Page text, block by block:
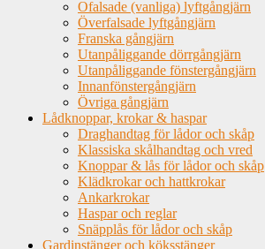
Ofalsade (vanliga) lyftgångjärn
Överfalsade lyftgångjärn
Franska gångjärn
Utanpåliggande dörrgångjärn
Utanpåliggande fönstergångjärn
Innanfönstergångjärn
Övriga gångjärn
Lådknoppar, krokar & haspar
Draghandtag för lådor och skåp
Klassiska skålhandtag och vred
Knoppar & lås för lådor och skåp
Klädkrokar och hattkrokar
Ankarkrokar
Haspar och reglar
Snäpplås för lådor och skåp
Gardinstänger och köksstänger